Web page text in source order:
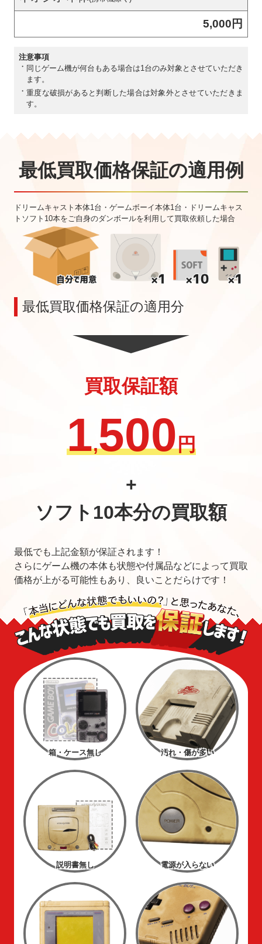
5,000円
注意事項
・ 同じゲーム機が何台もある場合は1台のみ対象とさせていただき
ます。
・ 重度な破損があると判断した場合は対象外とさせていただきま
す。
最低買取価格保証の適用例
ドリームキャスト本体1台・ゲームボーイ本体1台・ドリームキャス
トソフト10本をご⾃⾝のダンボールを利⽤して買取依頼した場合
最低買取価格保証の適用分
買取保証額
1,500円
+
ソフト10本分の買取額
最低でも上記金額が保証されます！
さらにゲーム機の本体も状態や付属品などによって買取
価格が上がる可能性もあり、良いことだらけです！
箱・ケース無し 汚れ・傷が多い
説明書無し 電源が入らない